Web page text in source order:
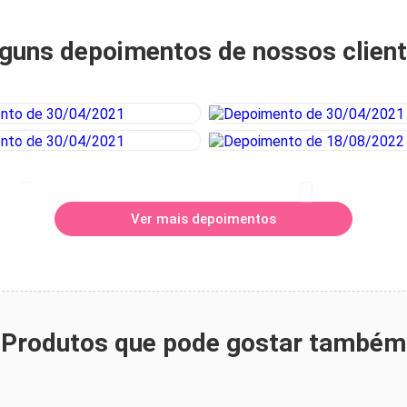
depoimentos de nossos
Ver mais depoimentos
Produtos que pode gostar também